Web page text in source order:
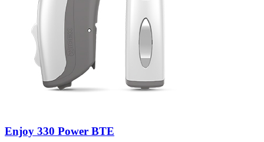
De Signia Active Mini IX is het nieuwste hoortoestel van Signia.
Enjoy 330 Power BTE